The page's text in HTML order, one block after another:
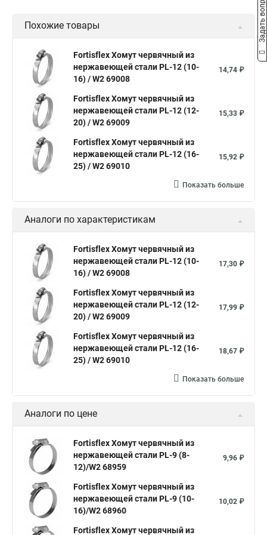
Дюбель хомут для крепления Хомут для прокладки трубы
Хомут усиливающий Хомут 32 Хомут 2 Хомут 40
Хомут червячный
Хомут червячный мм
Хомуты для крепления трубопроводов
Хомут 2 мм Хомут 24137 80 Хомут 120
Хомут 6 мм
Хомут 24
Номера хомутов Хомут обжимной для труб
Хомут нейлоновый белый Хомут трубный 2 Хомут 500
Хомут червячный norma
Окпд 2 хомуты Хомут на 3д забор
Хомут нержавеющая сталь купить
Хомуты металлические для кабеля крепления
Хомут 20 цена
Хомуты на кислородные шланги
Хомут на нагрузку Хомуты металлические для шрус
Купить нейлоновые стяжки хомуты
Хомут крепление к стене
Стяжки или хомуты Хомуты скоба для труб
Хомуты на трубу цена
Похожие товары
Fortisflex Хомут червячный из
нержавеющей стали PL-12 (10-
16) / W2 69008
14,74 ₽
Fortisflex Хомут червячный из
нержавеющей стали PL-12 (12-
20) / W2 69009
15,33 ₽
Fortisflex Хомут червячный из
нержавеющей стали PL-12 (16-
25) / W2 69010
15,92 ₽
Показать больше
Аналоги по характеристикам
Fortisflex Хомут червячный из
нержавеющей стали PL-12 (10-
16) / W2 69008
17,30 ₽
Fortisflex Хомут червячный из
нержавеющей стали PL-12 (12-
20) / W2 69009
17,99 ₽
Fortisflex Хомут червячный из
нержавеющей стали PL-12 (16-
25) / W2 69010
18,67 ₽
Показать больше
Аналоги по цене
Fortisflex Хомут червячный из
нержавеющей стали PL-9 (8-
12)/W2 68959
9,96 ₽
Fortisflex Хомут червячный из
нержавеющей стали PL-9 (10-
16)/W2 68960
10,02 ₽
Fortisflex Хомут червячный из
Задать вопрос